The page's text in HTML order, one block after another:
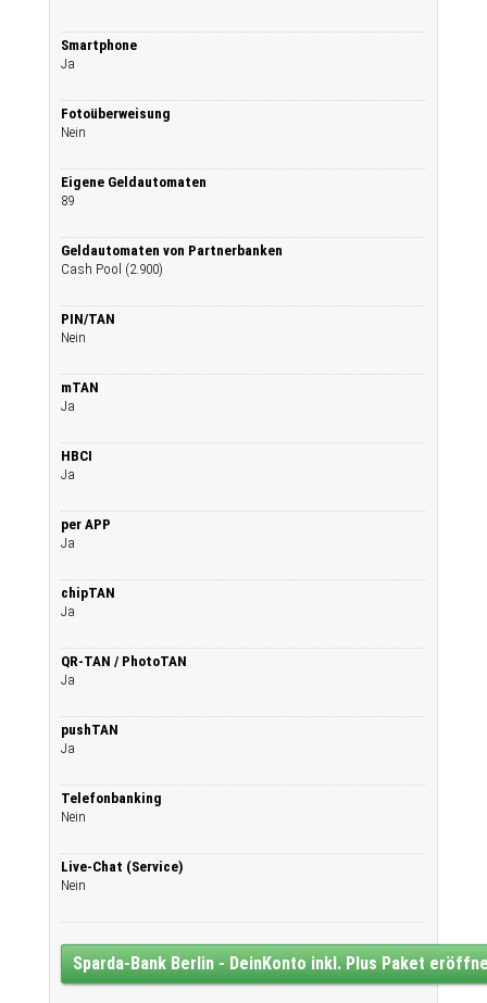
Smartphone
Ja
Fotoüberweisung
Nein
Eigene Geldautomaten
89
Geldautomaten von Partnerbanken
Cash Pool (2.900)
PIN/TAN
Nein
mTAN
Ja
HBCI
Ja
per APP
Ja
chipTAN
Ja
QR-TAN / PhotoTAN
Ja
pushTAN
Ja
Telefonbanking
Nein
Live-Chat (Service)
Nein
Sparda-Bank Berlin - DeinKonto inkl. Plus Paket